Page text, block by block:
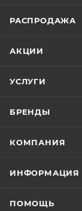
РАСПРОДАЖА
АКЦИИ
УСЛУГИ
БРЕНДЫ
КОМПАНИЯ
ИНФОРМАЦИЯ
ПОМОЩЬ